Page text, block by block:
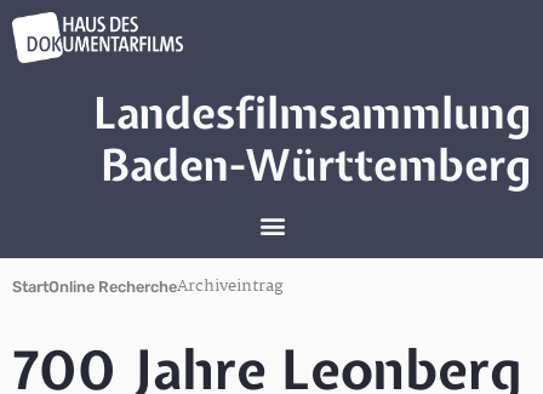
Landesfilmsammlung
Baden-Württemberg
StartOnline RechercheArchiveintrag
700 Jahre Leonberg